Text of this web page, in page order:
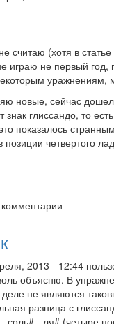
(хотя в
не первый
уражнениям,
новые, сейчас
знак глиссандо, то
показалось
четвертого
2013 - 12:44
объясню. В
не являются
разница с
- ля# (четыре